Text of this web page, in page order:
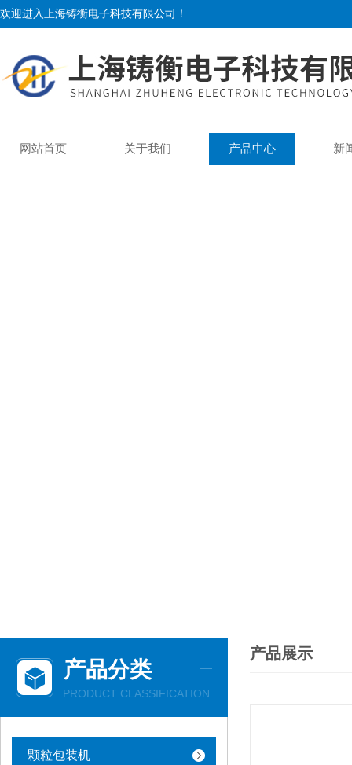
欢迎进入上海铸衡电子科技有限公司！
网站首页 关于我们 产品中心 新
产品分类
PRODUCT CLASSIFICATION
颗粒包装机
产品展示